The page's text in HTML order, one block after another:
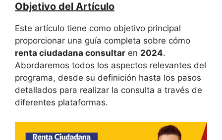
Objetivo del Artículo
Este artículo tiene como objetivo principal
proporcionar una guía completa sobre cómo
renta ciudadana consultar en 2024.
Abordaremos todos los aspectos relevantes del
programa, desde su definición hasta los pasos
detallados para realizar la consulta a través de
diferentes plataformas.